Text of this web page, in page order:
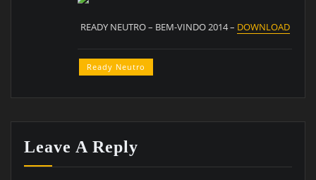
READY NEUTRO – BEM-VINDO 2014 – DOWNLOAD
Ready Neutro
Leave A Reply